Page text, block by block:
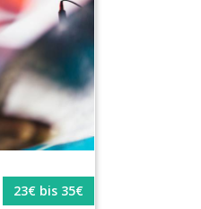
23€ bis 35€